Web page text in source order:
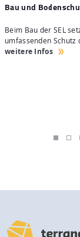
Bau und
Beim Bau der SEL
umfassenden Schutz
weitere Infos